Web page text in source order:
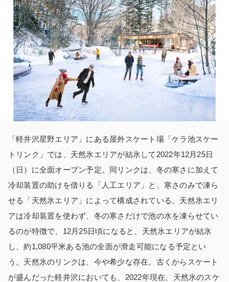
「軽井沢星野エリア」にある屋外スケート場「ケラ池スケー
トリンク」では、天然氷エリアが結氷して2022年12月25日
（日）に全面オープン予定。同リンクは、冬の寒さに加えて
冷却装置の助けを借りる「人工エリア」と、寒さのみで凍ら
せる「天然氷エリア」によって構成されている。天然氷エリ
アは冷却装置を使わず、冬の寒さだけで池の水を凍らせてい
るのが特徴で、12月25日頃になると、天然氷エリアが結氷
し、約1,080平米ある池の全面が滑走可能になる予定とい
う。天然氷のリンクは、今や希少な存在。古くからスケート
が盛んだった軽井沢においても、2022年現在、天然氷のスケ